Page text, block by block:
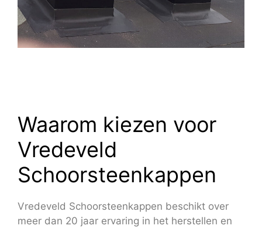
Waarom kiezen voor
Vredeveld
Schoorsteenkappen
Vredeveld Schoorsteenkappen beschikt over
meer dan 20 jaar ervaring in het herstellen en